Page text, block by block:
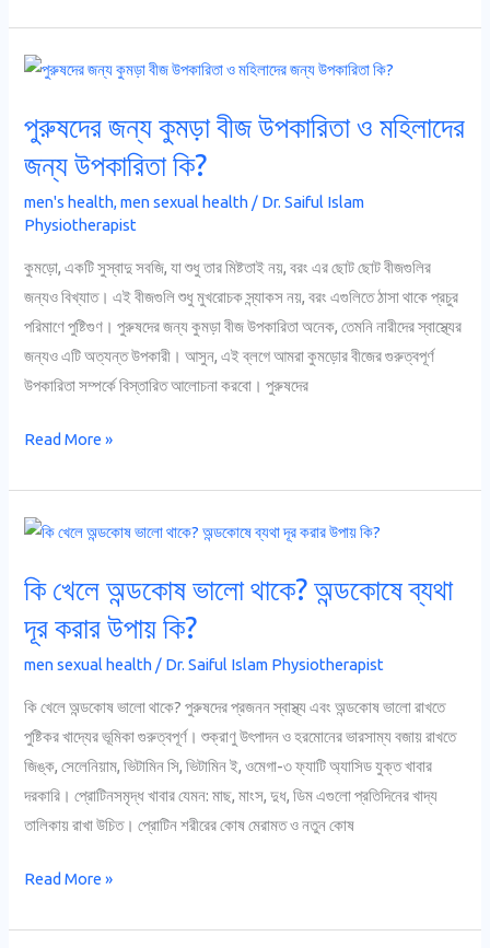
পুরুষদের জন্য কুমড়া বীজ উপকারিতা ও মহিলাদের
জন্য উপকারিতা কি?
men's health,men sexual health / Dr. Saiful Islam
Physiotherapist
কুমড়ো, একটি সুস্বাদু সবজি, যা শুধু তার মিষ্টতাই নয়, বরং এর ছোট ছোট বীজগুলির
জন্যও বিখ্যাত। এই বীজগুলি শুধু মুখরোচক স্ন্যাকস নয়, বরং এগুলিতে ঠাসা থাকে প্রচুর
পরিমাণে পুষ্টিগুণ। পুরুষদের জন্য কুমড়া বীজ উপকারিতা অনেক, তেমনি নারীদের স্বাস্থ্যের
জন্যও এটি অত্যন্ত উপকারী। আসুন, এই ব্লগে আমরা কুমড়োর বীজের গুরুত্বপূর্ণ
উপকারিতা সম্পর্কে বিস্তারিত আলোচনা করবো। পুরুষদের
পুরুষদের
কুমড়া
বীজ
উপকারিতা
ও
জন্য
উপকারিতা
কি?
Read More »
কি খেলে অন্ডকোষ ভালো থাকে? অন্ডকোষে ব্যথা
দূর করার উপায় কি?
men sexual health / Dr. Saiful Islam Physiotherapist
কি খেলে অন্ডকোষ ভালো থাকে? পুরুষদের প্রজনন স্বাস্থ্য এবং অন্ডকোষ ভালো রাখতে
পুষ্টিকর খাদ্যের ভূমিকা গুরুত্বপূর্ণ। শুক্রাণু উৎপাদন ও হরমোনের ভারসাম্য বজায় রাখতে
জিঙ্ক, সেলেনিয়াম, ভিটামিন সি, ভিটামিন ই, ওমেগা-৩ ফ্যাটি অ্যাসিড যুক্ত খাবার
দরকারি। প্রোটিনসমৃদ্ধ খাবার যেমন: মাছ, মাংস, দুধ, ডিম এগুলো প্রতিদিনের খাদ্য
তালিকায় রাখা উচিত। প্রোটিন শরীরের কোষ মেরামত ও নতুন কোষ
কি
অন্ডকোষ
ভালো
থাকে?
অন্ডকোষে
ব্যথা
দূর
করার
উপায়
কি?
Read More »